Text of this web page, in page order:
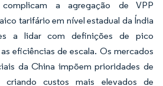
a agregação de VPP
tarifário em nível estadual da Índia
a lidar com definições de pico
eficiências de escala. Os mercados
da China impõem prioridades de
criando custos mais elevados de